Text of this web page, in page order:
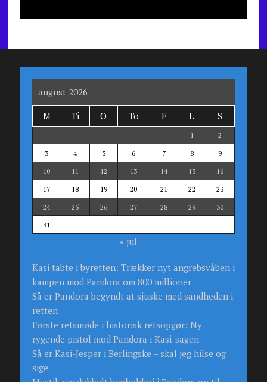
august 2026
M
Ti O To F L S
1
2
3
4 5 6 7 8
9
10
11 12 13 14 15
16
17
18 19 20 21 22
23
24
25 26 27 28 29
30
31
« jul
Kasi tabte i byretten: Trækker nyt angrebsvåben i
kampen mod Pandora om 800 millioner
Så er Pandora begyndt at sjuske med sandheden i
retten
Første retsmøde i historisk retsopgør: Ny
rygende pistol mod Pandora i Kasi-sagen
Så er Kasi-Jesper i Berlingske – skal jeg hilse og
sige